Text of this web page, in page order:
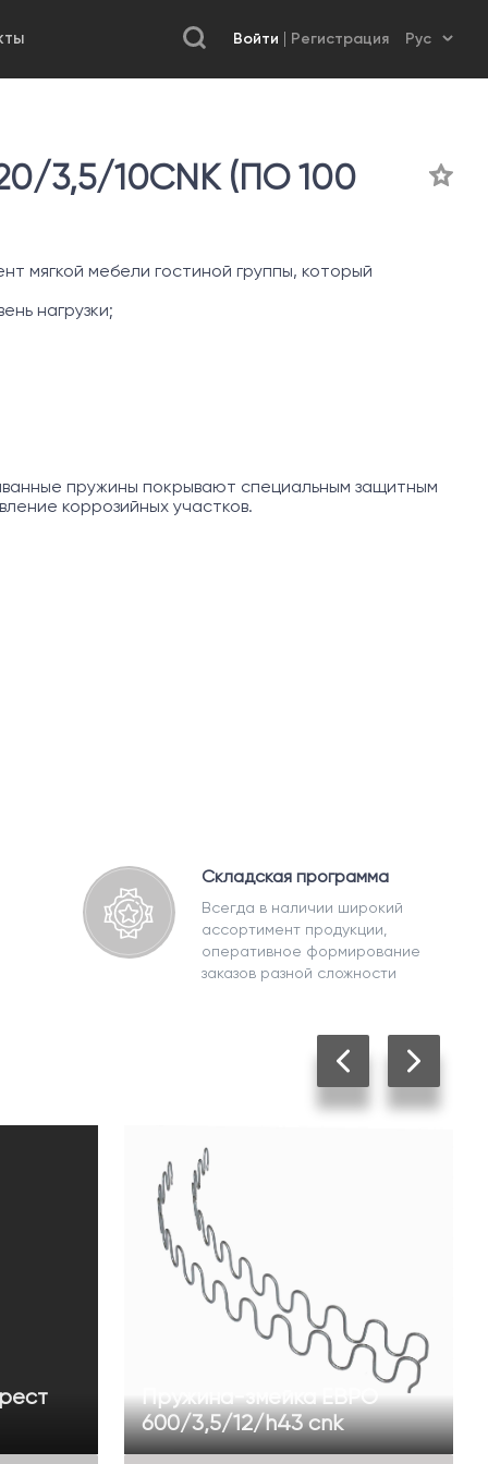
Войти Регистрация
3,5/10CNK (ПО 100
мягкой мебели гостиной группы, который
нагрузки;
пружины покрывают специальным защитным
коррозийных участков.
Складская программа
Всегда в наличии широкий
ассортимент продукции,
оперативное формирование
заказов разной сложности
Пружина-змейка ЕВРО
600/3,5/12/h43 cnk